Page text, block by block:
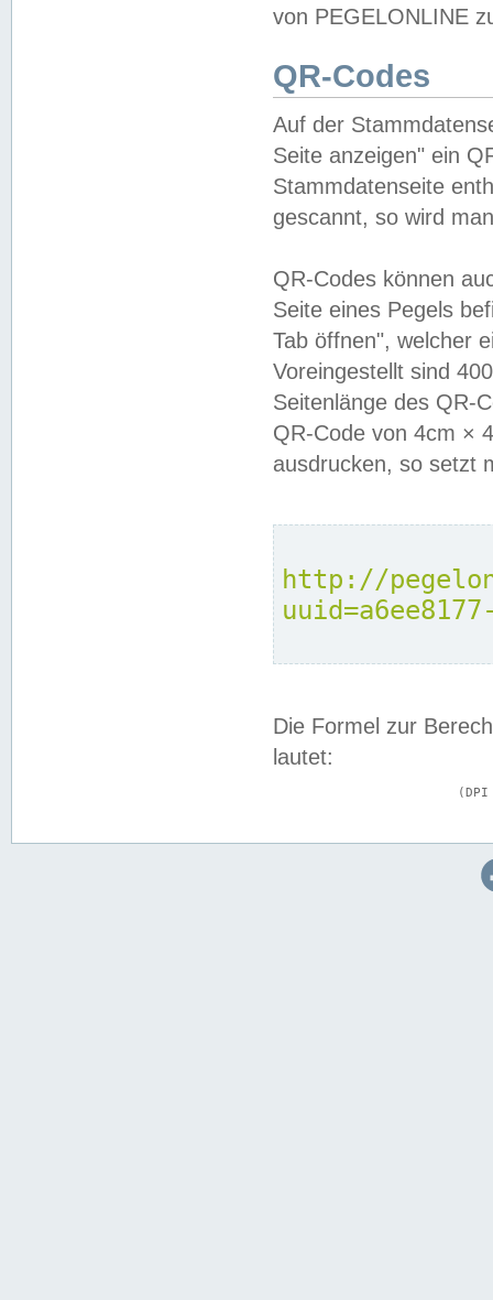
von PEGELONLINE
QR-Codes
Auf der
Seite anzeigen" ein
Stammdatenseite
gescannt, so wird
QR-Codes können
Seite eines Pegels
Tab öffnen", welcher
Voreingestellt sind
Seitenlänge des QR-
QR-Code von 4cm ×
ausdrucken, so setzt
http://
Die Formel zur
lautet: